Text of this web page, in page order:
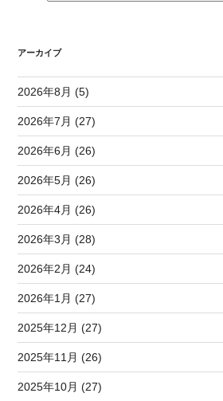
アーカイブ
2026年8月 (5)
2026年7月 (27)
2026年6月 (26)
2026年5月 (26)
2026年4月 (26)
2026年3月 (28)
2026年2月 (24)
2026年1月 (27)
2025年12月 (27)
2025年11月 (26)
2025年10月 (27)